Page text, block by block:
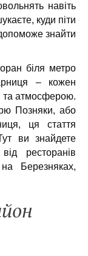
навіть
куди піти
знайти
біля метро
– кожен
та атмосферою.
Позняки, або
ця стаття
ви знайдете
ресторанів
Березняках,